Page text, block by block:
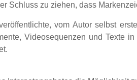
Schluss zu ziehen, dass
vom Autor selbst
Videosequenzen und Texte